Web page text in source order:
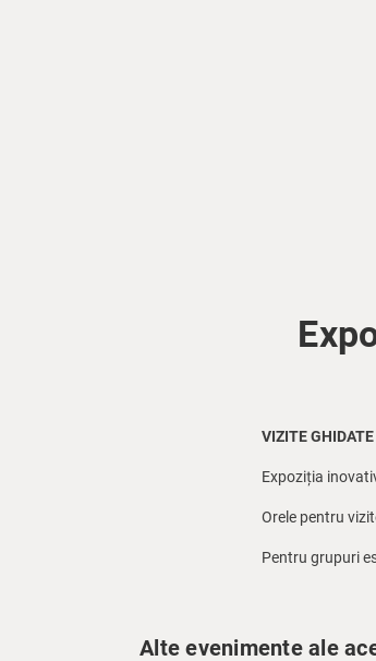
VIZITE
Expoziția
Orele pentru
Pentru grupuri
Alte evenimente ale